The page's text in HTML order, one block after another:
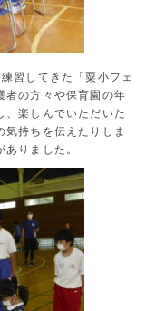
習してきた「粟小フェ
者の方々や保育園の年
、楽しんでいただいた
持ちを伝えたりしま
りました。